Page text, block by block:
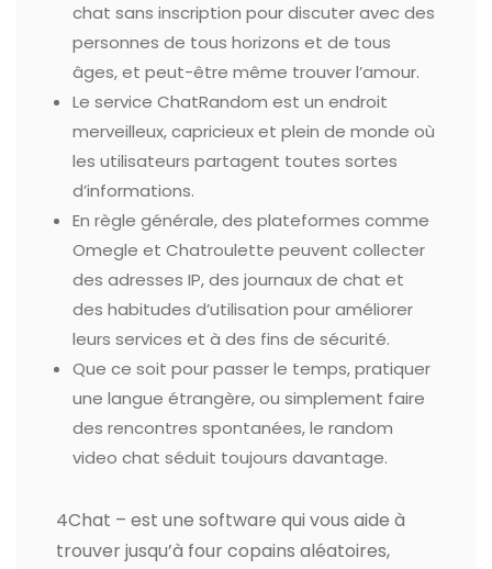
chat sans inscription pour discuter avec des
personnes de tous horizons et de tous
âges, et peut-être même trouver l’amour.
Le service ChatRandom est un endroit
merveilleux, capricieux et plein de monde où
les utilisateurs partagent toutes sortes
d’informations.
En règle générale, des plateformes comme
Omegle et Chatroulette peuvent collecter
des adresses IP, des journaux de chat et
des habitudes d’utilisation pour améliorer
leurs services et à des fins de sécurité.
Que ce soit pour passer le temps, pratiquer
une langue étrangère, ou simplement faire
des rencontres spontanées, le random
video chat séduit toujours davantage.
4Chat – est une software qui vous aide à
trouver jusqu’à four copains aléatoires,